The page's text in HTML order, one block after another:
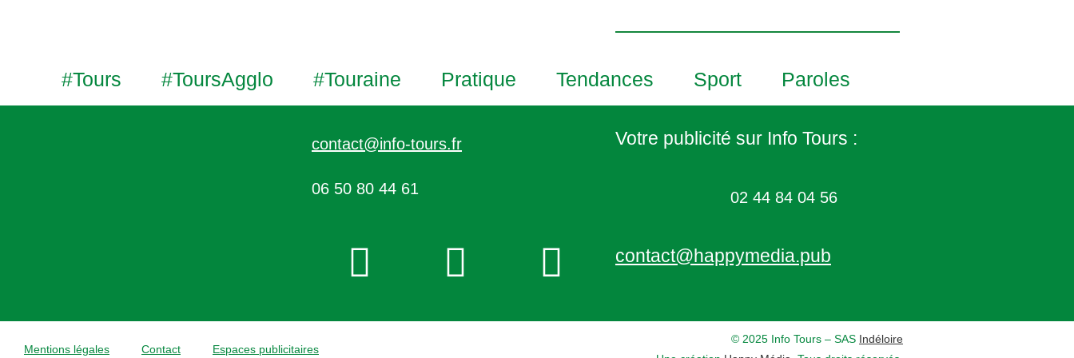
V
e
#Tours #ToursAgglo #Touraine Pratique Tendances Sport Paroles
contact@info-tours.fr
06 50 80 44 61
Votre publicité sur Info Tours :
02 44 84 04 56
contact@happymedia.pub
Mentions légales Contact Espaces publicitaires
© 2025 Info Tours – SAS Indéloire